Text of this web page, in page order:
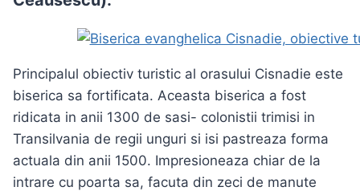
Principalul obiectiv turistic al orasului Cisnadie este
biserica sa fortificata. Aceasta biserica a fost
ridicata in anii 1300 de sasi- colonistii trimisi in
Transilvania de regii unguri si isi pastreaza forma
actuala din anii 1500. Impresioneaza chiar de la
intrare cu poarta sa, facuta din zeci de manute